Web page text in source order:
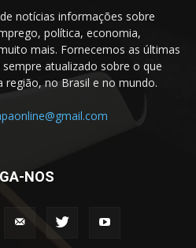
notícias informações sobre
política, economia,
mais. Fornecemos as últimas
atualizado sobre o que
região, no Brasil e no mundo.
NOS